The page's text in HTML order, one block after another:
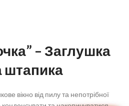
– Заглушка
штапика
вікно від пилу та непотрібної